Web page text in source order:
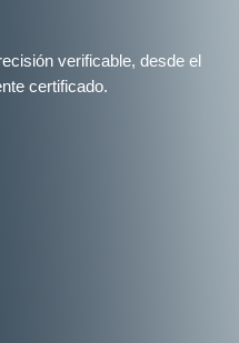
verificable, desde el
certificado.